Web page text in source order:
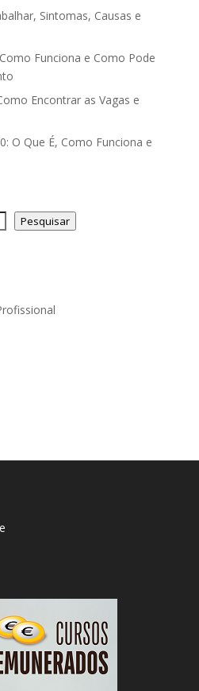
Sintomas, Causas e
Funciona e Como Pode
Encontrar as Vagas e
O Que É, Como Funciona e
Pesquisar